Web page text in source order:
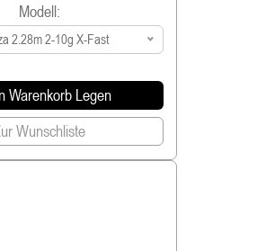
Modell:
2.28m 2-10g X-Fast
Warenkorb Legen
Wunschliste